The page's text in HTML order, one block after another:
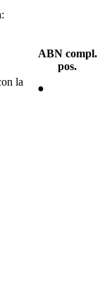
ABN compl.
pos.
la
●